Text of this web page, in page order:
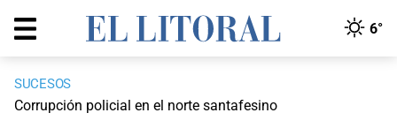
6°
SUCESOS
Corrupción policial en el norte santafesino